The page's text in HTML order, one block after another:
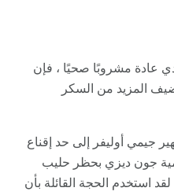
عادة مشروبًا صحيًا ، فإن
المزيد من السكر
الشهير جيمي أوليفر إلى حد إقناع
جون ديزي بحظر حليب
استخدم الحجة القائلة بأن